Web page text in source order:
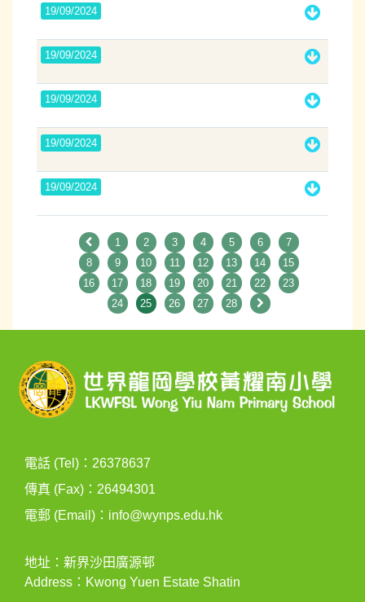
19/09/2024
19/09/2024
19/09/2024
19/09/2024
19/09/2024
1 2 3 4 5 6
7
8
9 10 11 12 13 14
15
16
17 18 19 20 21 22
23
24
25 26 27 28
電話 (Tel)：26378637
傳真 (Fax)：26494301
電郵 (Email)： info@wynps.edu.hk
地址：新界沙田廣源邨
Address：Kwong Yuen Estate Shatin